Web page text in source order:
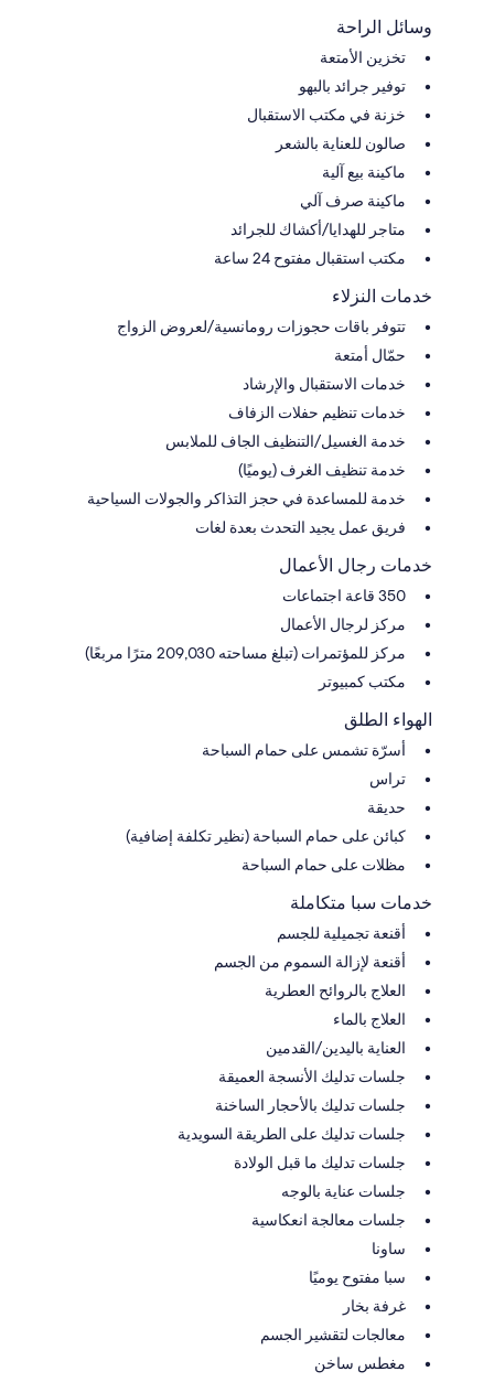
وسائل الراحة
تخزين الأمتعة
توفير جرائد بالبهو
خزنة في مكتب الاستقبال
صالون للعناية بالشعر
ماكينة بيع آلية
ماكينة صرف آلي
متاجر للهدايا/أكشاك للجرائد
مكتب استقبال مفتوح 24 ساعة
خدمات النزلاء
تتوفر باقات حجوزات رومانسية/لعروض الزواج
حمّال أمتعة
خدمات الاستقبال والإرشاد
خدمات تنظيم حفلات الزفاف
خدمة الغسيل/التنظيف الجاف للملابس
خدمة تنظيف الغرف (يوميًا)
خدمة للمساعدة في حجز التذاكر والجولات السياحية
فريق عمل يجيد التحدث بعدة لغات
خدمات رجال الأعمال
350 قاعة اجتماعات
مركز لرجال الأعمال
مركز للمؤتمرات (تبلغ مساحته 209,030 مترًا مربعًا)
مكتب كمبيوتر
الهواء الطلق
أسرّة تشمس على حمام السباحة
تراس
حديقة
كبائن على حمام السباحة (نظير تكلفة إضافية)
مظلات على حمام السباحة
خدمات سبا متكاملة
أقنعة تجميلية للجسم
أقنعة لإزالة السموم من الجسم
العلاج بالروائح العطرية
العلاج بالماء
العناية باليدين/القدمين
جلسات تدليك الأنسجة العميقة
جلسات تدليك بالأحجار الساخنة
جلسات تدليك على الطريقة السويدية
جلسات تدليك ما قبل الولادة
جلسات عناية بالوجه
جلسات معالجة انعكاسية
ساونا
سبا مفتوح يوميًا
غرفة بخار
معالجات لتقشير الجسم
مغطس ساخن